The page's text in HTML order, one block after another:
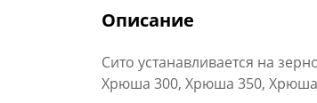
Описание
Сито устанавливается на
Хрюша 300, Хрюша 350,